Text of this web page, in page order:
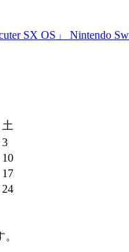
SX OS」 Nintendo
土
3
10
17
24